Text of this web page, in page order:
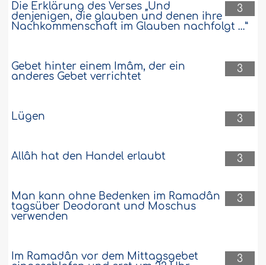
3
Die Erklärung des Verses „Und
denjenigen, die glauben und denen ihre
Nachkommenschaft im Glauben nachfolgt …”
3
Gebet hinter einem Imâm, der ein
anderes Gebet verrichtet
3
Lügen
3
Allâh hat den Handel erlaubt
3
Man kann ohne Bedenken im Ramadân
tagsüber Deodorant und Moschus
verwenden
3
Im Ramadân vor dem Mittagsgebet